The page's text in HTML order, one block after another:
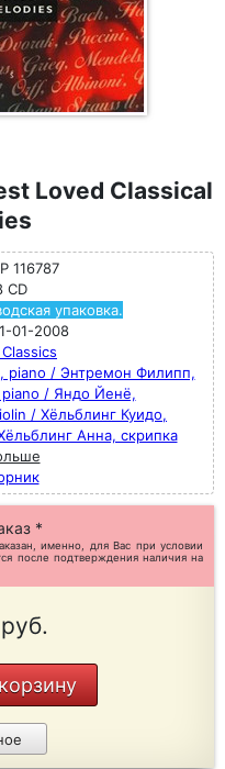
Loved Classical
116787
CD
упаковка.
01-2008
piano / Энтремон Филипп,
/ Яндо Йенё,
/ Хёльблинг Куидо,
Анна, скрипка
*
именно, для Вас при условии
после подтверждения наличия на
руб.